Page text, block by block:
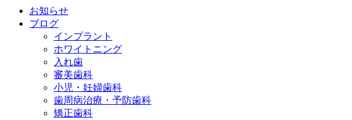
お知らせ
ブログ
インプラント
ホワイトニング
入れ歯
審美歯科
小児・妊婦歯科
歯周病治療・予防歯科
矯正歯科